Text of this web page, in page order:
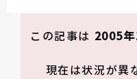
日:
この記事は 2005
現在は状況が異